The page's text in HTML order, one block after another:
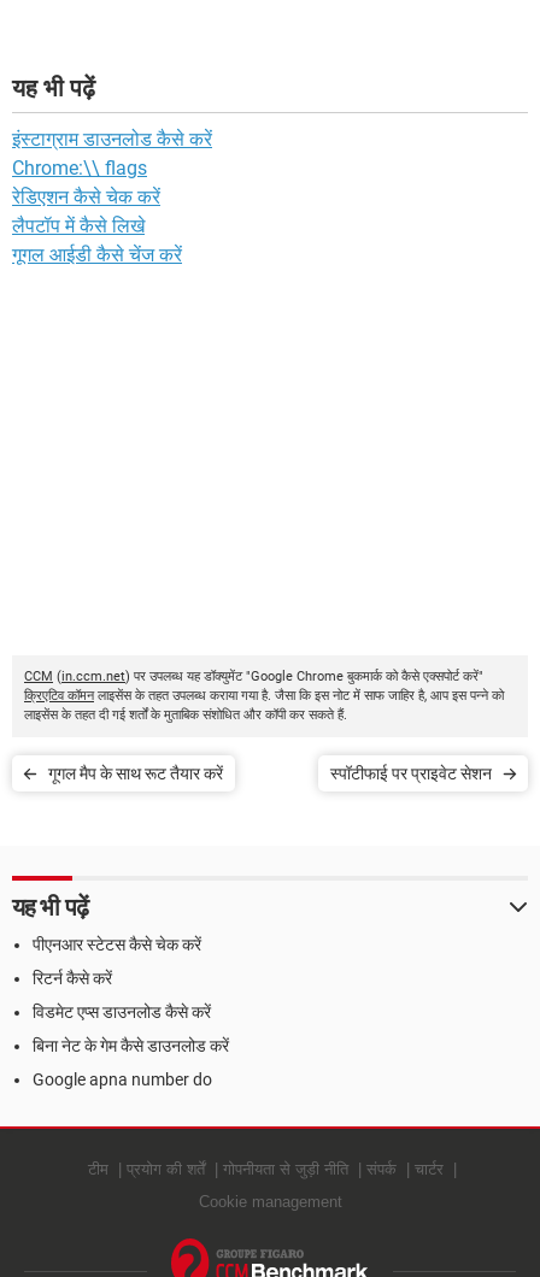
यह भी पढ़ें
इंस्टाग्राम डाउनलोड कैसे करें
Chrome:\\ flags
रेडिएशन कैसे चेक करें
लैपटॉप में कैसे लिखे
गूगल आईडी कैसे चेंज करें
CCM (in.ccm.net) पर उपलब्ध यह डॉक्युमेंट "Google Chrome बुकमार्क को कैसे एक्सपोर्ट करें"
क्रिएटिव कॉमनलाइसेंस के तहत उपलब्ध कराया गया है. जैसा कि इस नोट में साफ जाहिर है, आप इस पन्ने को
लाइसेंस के तहत दी गई शर्तों के मुताबिक संशोधित और कॉपी कर सकते हैं.
गूगल मैप के साथ रूट तैयार करें स्पॉटीफाई पर प्राइवेट सेशन
यह भी पढ़ें
पीएनआर स्टेटस कैसे चेक करें
रिटर्न कैसे करें
विडमेट एप्स डाउनलोड कैसे करें
बिना नेट के गेम कैसे डाउनलोड करें
Google apna number do
टीम प्रयोग की शर्तें गोपनीयता से जुड़ी नीति संपर्क
चार्टर
Cookie management